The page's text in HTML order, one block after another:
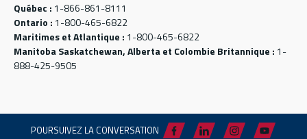
Québec : 1-866-861-8111
Ontario : 1-800-465-6822
Maritimes et Atlantique : 1-800-465-6822
Manitoba Saskatchewan, Alberta et Colombie Britannique : 1-
888-425-9505
POURSUIVEZ LA CONVERSATION